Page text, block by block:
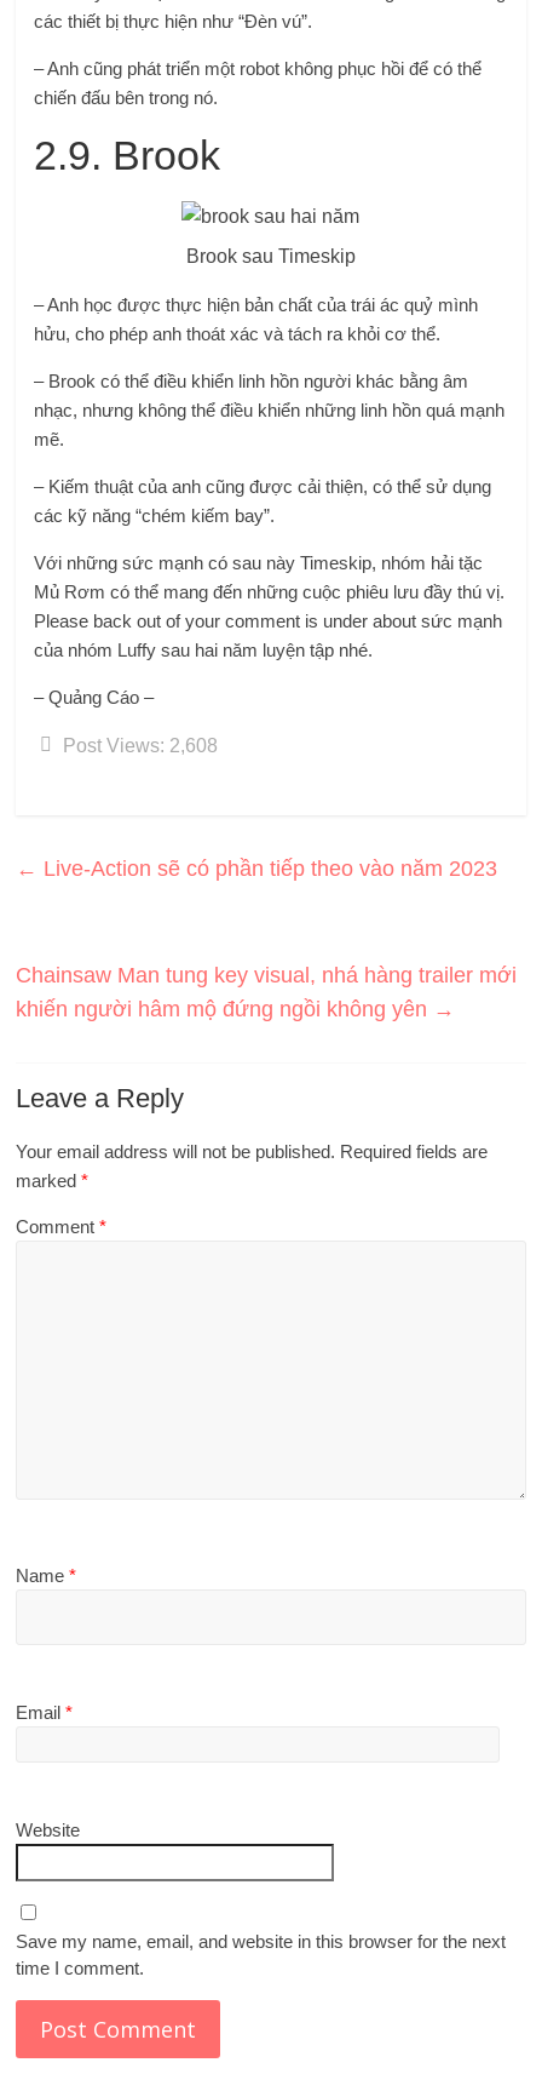
các thiết bị thực hiện như “Đèn vú”.
– Anh cũng phát triển một robot không phục hồi để có thể
chiến đấu bên trong nó.
2.9. Brook
Brook sau Timeskip
– Anh học được thực hiện bản chất của trái ác quỷ mình
hửu, cho phép anh thoát xác và tách ra khỏi cơ thể.
– Brook có thể điều khiển linh hồn người khác bằng âm
nhạc, nhưng không thể điều khiển những linh hồn quá mạnh
mẽ.
– Kiếm thuật của anh cũng được cải thiện, có thể sử dụng
các kỹ năng “chém kiếm bay”.
Với những sức mạnh có sau này Timeskip, nhóm hải tặc
Mủ Rơm có thể mang đến những cuộc phiêu lưu đầy thú vị.
Please back out of your comment is under about sức mạnh
của nhóm Luffy sau hai năm luyện tập nhé.
– Quảng Cáo –
Post Views: 2,608
← Live-Action sẽ có phần tiếp theo vào năm 2023
Chainsaw Man tung key visual, nhá hàng trailer mới
khiến người hâm mộ đứng ngồi không yên →
Leave a Reply
Your email address will not be published. Required fields are
marked*
Comment*
Name*
Email*
Website
Save my name, email, and website in this browser for the next
time I comment.